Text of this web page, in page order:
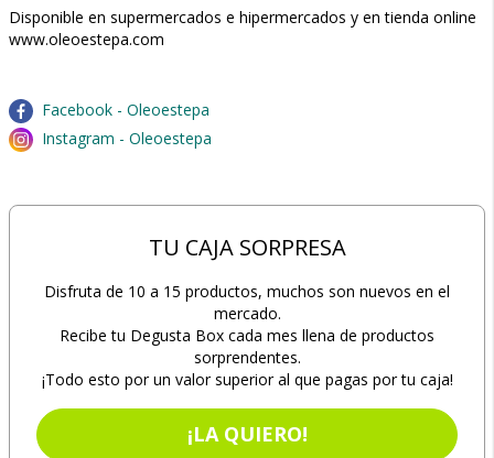
Disponible en supermercados e hipermercados y en tienda online
www.oleoestepa.com
Facebook - Oleoestepa
Instagram - Oleoestepa
TU CAJA SORPRESA
Disfruta de 10 a 15 productos, muchos son nuevos en el
mercado.
Recibe tu Degusta Box cada mes llena de productos
sorprendentes.
¡Todo esto por un valor superior al que pagas por tu caja!
¡LA QUIERO!